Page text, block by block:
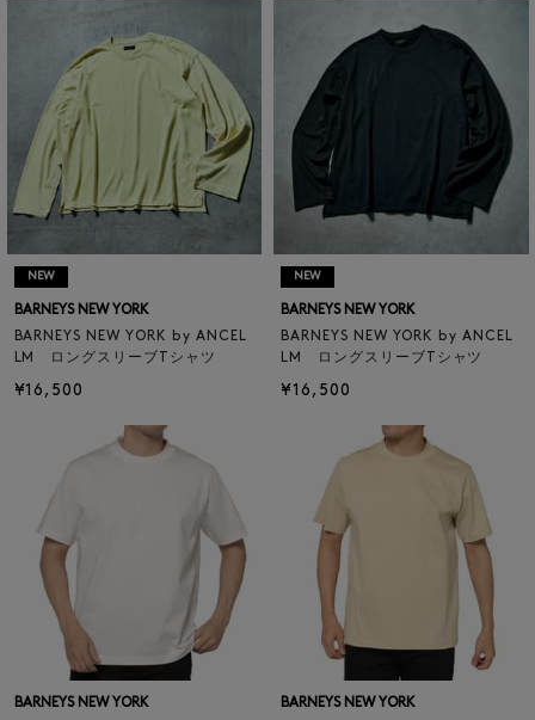
NEW
BARNEYS NEW YORK
BARNEYS NEW YORK by ANCEL
LM ロングスリーブTシャツ
¥16,500
NEW
BARNEYS NEW YORK
BARNEYS NEW YORK by ANCEL
LM ロングスリーブTシャツ
¥16,500
BARNEYS NEW YORK
BARNEYS NEW YORK